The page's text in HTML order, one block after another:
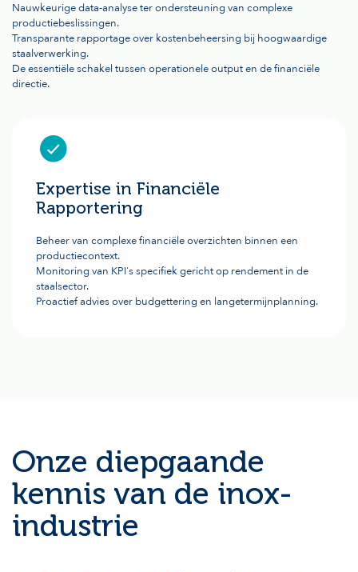
Nauwkeurige data-analyse ter ondersteuning van complexe
productiebeslissingen.
Transparante rapportage over kostenbeheersing bij hoogwaardige
staalverwerking.
De essentiële schakel tussen operationele output en de financiële
directie.
Expertise in Financiële
Rapportering
Beheer van complexe financiële overzichten binnen een
productiecontext.
Monitoring van KPI's specifiek gericht op rendement in de
staalsector.
Proactief advies over budgettering en langetermijnplanning.
Onze diepgaande
kennis van de inox-
industrie